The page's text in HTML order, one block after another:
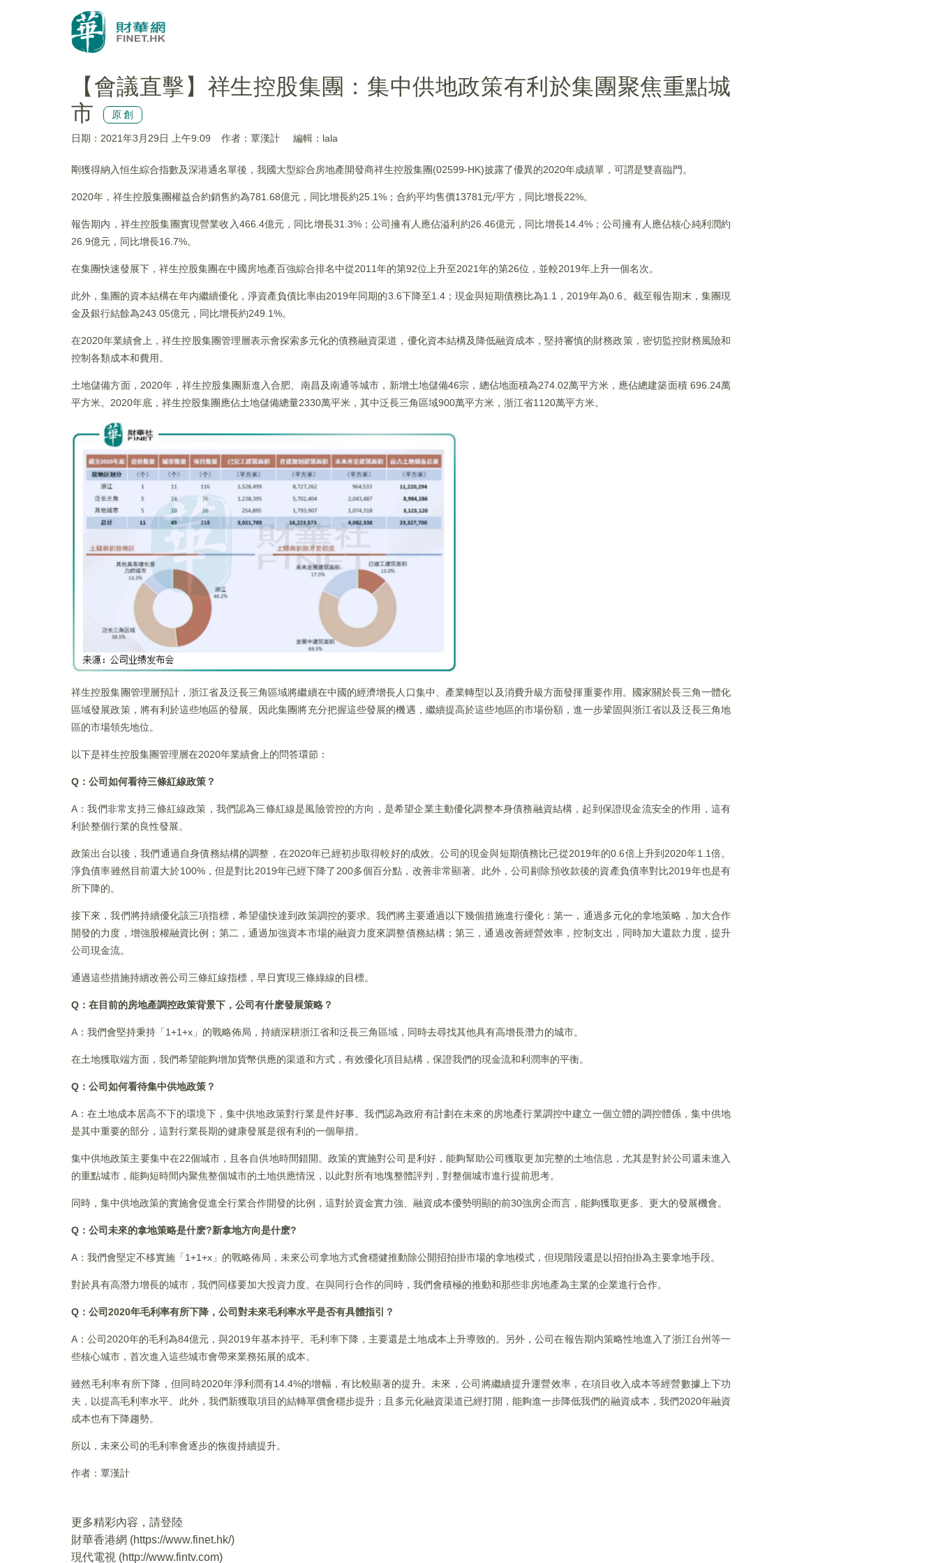
【會議直擊】祥生控股集團：集中供地政策有利於集團聚焦重點城
市
原創
日期：2021年3月29日 上午9:09 作者：覃漢計 編輯：lala
剛獲得納入恒生綜合指數及深港通名單後，我國大型綜合房地產開發商祥生控股集團(02599-HK)披露了優異的2020年成績單，可謂是雙喜臨門。
2020年，祥生控股集團權益合約銷售約為781.68億元，同比增長約25.1%；合約平均售價13781元/平方，同比增長22%。
報告期内，祥生控股集團實現營業收入466.4億元，同比增長31.3%；公司擁有人應佔溢利約26.46億元，同比增長14.4%；公司擁有人應佔核心純利潤約
26.9億元，同比增長16.7%。
在集團快速發展下，祥生控股集團在中國房地產百強綜合排名中從2011年的第92位上升至2021年的第26位，並較2019年上升一個名次。
此外，集團的資本結構在年内繼續優化，淨資產負債比率由2019年同期的3.6下降至1.4；現金與短期債務比為1.1，2019年為0.6。截至報告期末，集團現
金及銀行結餘為243.05億元，同比增長約249.1%。
在2020年業績會上，祥生控股集團管理層表示會探索多元化的債務融資渠道，優化資本結構及降低融資成本，堅持審慎的財務政策，密切監控財務風險和
控制各類成本和費用。
土地儲備方面，2020年，祥生控股集團新進入合肥、南昌及南通等城市，新增土地儲備46宗，總佔地面積為274.02萬平方米，應佔總建築面積 696.24萬
平方米。2020年底，祥生控股集團應佔土地儲備總量2330萬平米，其中泛長三角區域900萬平方米，浙江省1120萬平方米。
祥生控股集團管理層預計，浙江省及泛長三角區域將繼續在中國的經濟增長人口集中、產業轉型以及消費升級方面發揮重要作用。國家關於長三角一體化
區域發展政策，將有利於這些地區的發展。因此集團將充分把握這些發展的機遇，繼續提高於這些地區的市場份額，進一步鞏固與浙江省以及泛長三角地
區的市場領先地位。
以下是祥生控股集團管理層在2020年業績會上的問答環節：
Q：公司如何看待三條紅線政策？
A：我們非常支持三條紅線政策，我們認為三條紅線是風險管控的方向，是希望企業主動優化調整本身債務融資結構，起到保證現金流安全的作用，這有
利於整個行業的良性發展。
政策出台以後，我們通過自身債務結構的調整，在2020年已經初步取得較好的成效。公司的現金與短期債務比已從2019年的0.6倍上升到2020年1.1倍。
淨負債率雖然目前還大於100%，但是對比2019年已經下降了200多個百分點，改善非常顯著。此外，公司剔除預收款後的資產負債率對比2019年也是有
所下降的。
接下來，我們將持續優化該三項指標，希望儘快達到政策調控的要求。我們將主要通過以下幾個措施進行優化：第一，通過多元化的拿地策略，加大合作
開發的力度，增強股權融資比例；第二，通過加強資本市場的融資力度來調整債務結構；第三，通過改善經營效率，控制支出，同時加大還款力度，提升
公司現金流。
通過這些措施持續改善公司三條紅線指標，早日實現三條綠線的目標。
Q：在目前的房地產調控政策背景下，公司有什麽發展策略？
A：我們會堅持秉持「1+1+x」的戰略佈局，持續深耕浙江省和泛長三角區域，同時去尋找其他具有高增長潛力的城市。
在土地獲取端方面，我們希望能夠增加貨幣供應的渠道和方式，有效優化項目結構，保證我們的現金流和利潤率的平衡。
Q：公司如何看待集中供地政策？
A：在土地成本居高不下的環境下，集中供地政策對行業是件好事。我們認為政府有計劃在未來的房地產行業調控中建立一個立體的調控體係，集中供地
是其中重要的部分，這對行業長期的健康發展是很有利的一個舉措。
集中供地政策主要集中在22個城市，且各自供地時間錯開。政策的實施對公司是利好，能夠幫助公司獲取更加完整的土地信息，尤其是對於公司還未進入
的重點城市，能夠短時間内聚焦整個城市的土地供應情況，以此對所有地塊整體評判，對整個城市進行提前思考。
同時，集中供地政策的實施會促進全行業合作開發的比例，這對於資金實力強、融資成本優勢明顯的前30強房企而言，能夠獲取更多、更大的發展機會。
Q：公司未來的拿地策略是什麽?新拿地方向是什麽?
A：我們會堅定不移實施「1+1+x」的戰略佈局，未來公司拿地方式會穩健推動除公開招拍掛市場的拿地模式，但現階段還是以招拍掛為主要拿地手段。
對於具有高潛力增長的城市，我們同樣要加大投資力度。在與同行合作的同時，我們會積極的推動和那些非房地產為主業的企業進行合作。
Q：公司2020年毛利率有所下降，公司對未來毛利率水平是否有具體指引？
A：公司2020年的毛利為84億元，與2019年基本持平。毛利率下降，主要還是土地成本上升導致的。另外，公司在報告期内策略性地進入了浙江台州等一
些核心城市，首次進入這些城市會帶來業務拓展的成本。
雖然毛利率有所下降，但同時2020年淨利潤有14.4%的增幅，有比較顯著的提升。未來，公司將繼續提升運營效率，在項目收入成本等經營數據上下功
夫，以提高毛利率水平。此外，我們新獲取項目的結轉單價會穩步提升；且多元化融資渠道已經打開，能夠進一步降低我們的融資成本，我們2020年融資
成本也有下降趨勢。
所以，未來公司的毛利率會逐步的恢復持續提升。
作者：覃漢計
更多精彩內容，請登陸
財華香港網 (https://www.finet.hk/)
現代電視 (http://www.fintv.com)